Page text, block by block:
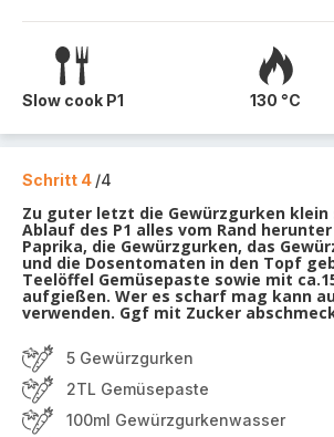
Slow cook P1 130 °C
Schritt 4 /4
Zu guter letzt die Gewürzgurken klein
Ablauf des P1 alles vom Rand
Paprika, die Gewürzgurken, das
und die Dosentomaten in den Topf
Teelöffel Gemüsepaste sowie mit
aufgießen. Wer es scharf mag kann
verwenden. Ggf mit Zucker
5 Gewürzgurken
2TL Gemüsepaste
100ml Gewürzgurkenwasser